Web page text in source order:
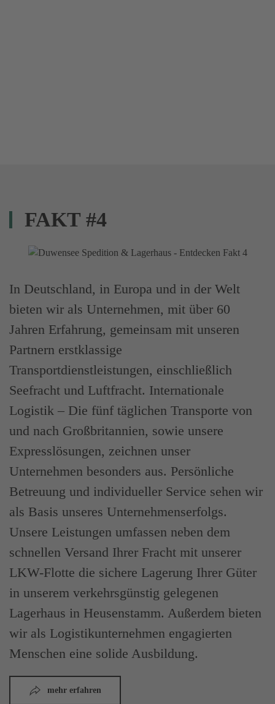
FAKT #4
In Deutschland, in Europa und in der Welt
bieten wir als Unternehmen, mit über 60
Jahren Erfahrung, gemeinsam mit unseren
Partnern erstklassige
Transportdienstleistungen, einschließlich
Seefracht und Luftfracht. Internationale
Logistik – Die fünf täglichen Transporte von
und nach Großbritannien, sowie unsere
Expresslösungen, zeichnen unser
Unternehmen besonders aus. Persönliche
Betreuung und individueller Service sehen wir
als Basis unseres Unternehmenserfolgs.
Unsere Leistungen umfassen neben dem
schnellen Versand Ihrer Fracht mit unserer
LKW-Flotte die sichere Lagerung Ihrer Güter
in unserem verkehrsgünstig gelegenen
Lagerhaus in Heusenstamm. Außerdem bieten
wir als Logistikunternehmen engagierten
Menschen eine solide Ausbildung.
mehr erfahren